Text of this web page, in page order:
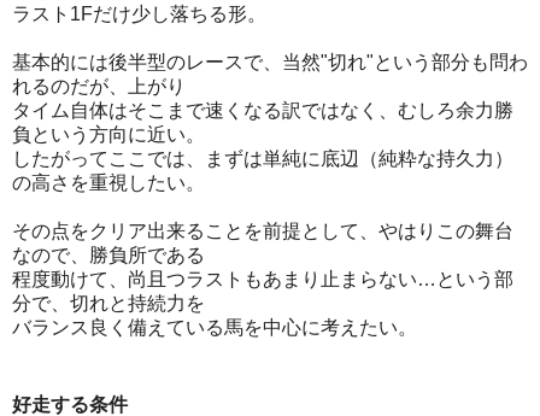
ラスト1Fだけ少し落ちる形。
基本的には後半型のレースで、当然"切れ"という部分も問わ
れるのだが、上がり
タイム自体はそこまで速くなる訳ではなく、むしろ余力勝
負という方向に近い。
したがってここでは、まずは単純に底辺（純粋な持久力）
の高さを重視したい。
その点をクリア出来ることを前提として、やはりこの舞台
なので、勝負所である
程度動けて、尚且つラストもあまり止まらない…という部
分で、切れと持続力を
バランス良く備えている馬を中心に考えたい。
好走する条件